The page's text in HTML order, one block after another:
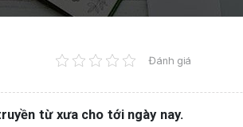
Đánh giá
từ xưa cho tới ngày nay.